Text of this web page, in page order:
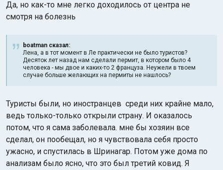
Да, но как-то мне легко доходилось от центра не
смотря на болезнь
boatman сказал:
Лена, а в тот момент в Ле практически не было туристов?
Десяток лет назад нам сделали пермит, в котором было 4
человека - мы двое и каких-то 2 француза. Неужели в твоем
случае больше желающих на пермиты не нашлось?
Туристы были, но иностранцев среди них крайне мало,
ведь только-только открыли страну. И оказалось
потом, что я сама заболевала. мне бы хозяин все
сделал, он пообещал, но я чувствовала себя просто
ужасно, и спустилась в Шринагар. Потом уже дома по
анализам было ясно, что это был третий ковид. Я